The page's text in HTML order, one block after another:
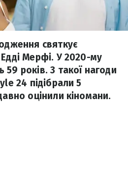
святкує
Мерфі. У 2020-му
років. З такої нагоди
24 підібрали 5
оцінили кіномани.